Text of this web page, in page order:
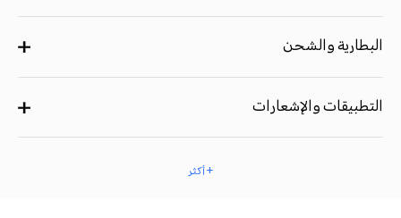
البطارية والشحن
التطبيقات والإشعارات
+ أكثر